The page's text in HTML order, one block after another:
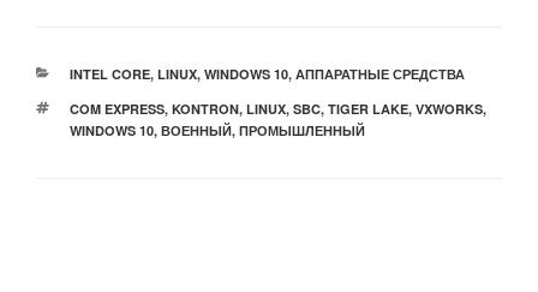
РУБРИКИ
INTEL CORE, LINUX, WINDOWS 10, АППАРАТНЫЕ СРЕДСТВА
МЕТКИ
COM EXPRESS, KONTRON, LINUX, SBC, TIGER LAKE, VXWORKS,
WINDOWS 10, ВОЕННЫЙ, ПРОМЫШЛЕННЫЙ